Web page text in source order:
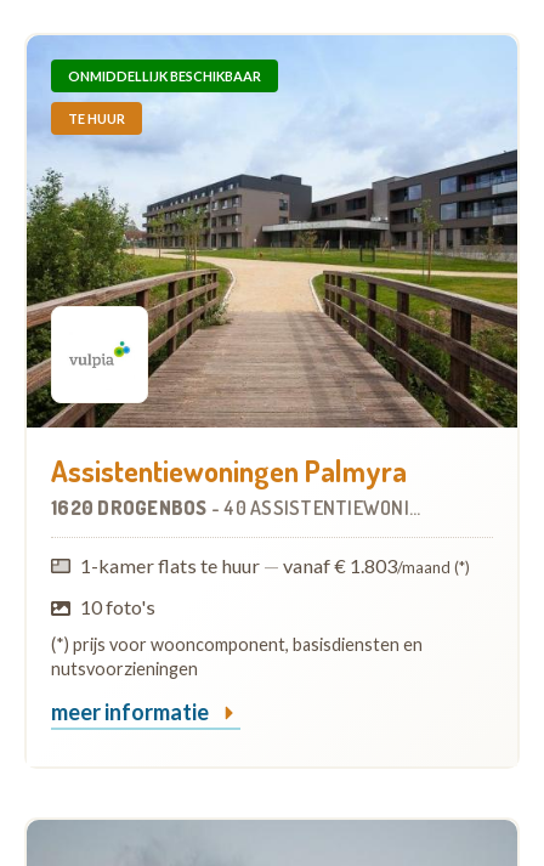
ONMIDDELLIJK BESCHIKBAAR
TE HUUR
Assistentiewoningen Palmyra
1620 DROGENBOS -40 ASSISTENTIEWONINGEN
1-kamer flats te huur — vanaf € 1.803/maand (*)
10 foto's
(*) prijs voor wooncomponent, basisdiensten en
nutsvoorzieningen
meer informatie